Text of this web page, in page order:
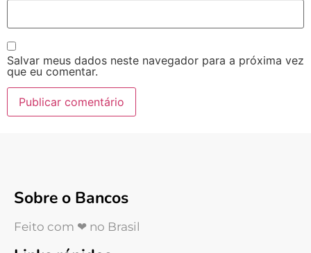
Salvar meus dados neste navegador para a próxima vez
que eu comentar.
Sobre o Bancos
Feito com ❤ no Brasil